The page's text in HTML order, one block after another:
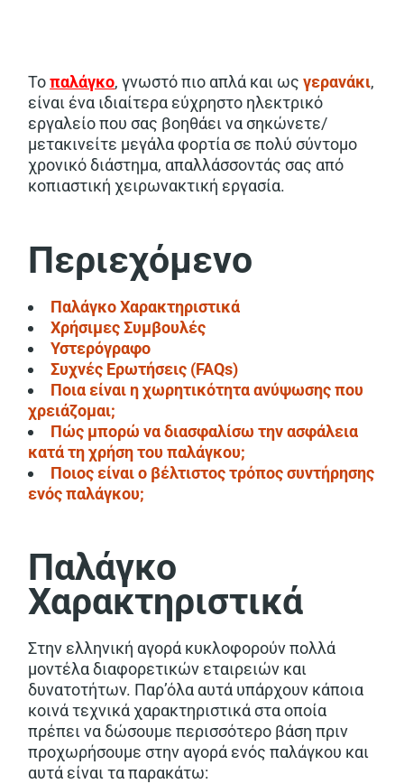
Τοπαλάγκο, γνωστό πιο απλά και ωςγερανάκι,
είναι ένα ιδιαίτερα εύχρηστο ηλεκτρικό
εργαλείο που σας βοηθάει να σηκώνετε/
μετακινείτε μεγάλα φορτία σε πολύ σύντομο
χρονικό διάστημα, απαλλάσσοντάς σας από
κοπιαστική χειρωνακτική εργασία.
Περιεχόμενο
Παλάγκο Χαρακτηριστικά
Χρήσιμες Συμβουλές
Υστερόγραφο
Συχνές Ερωτήσεις (FAQs)
Ποια είναι η χωρητικότητα ανύψωσης που
χρειάζομαι;
Πώς μπορώ να διασφαλίσω την ασφάλεια
κατά τη χρήση του παλάγκου;
Ποιος είναι ο βέλτιστος τρόπος συντήρησης
ενός παλάγκου;
Παλάγκο
Χαρακτηριστικά
Στην ελληνική αγορά κυκλοφορούν πολλά
μοντέλα διαφορετικών εταιρειών και
δυνατοτήτων. Παρ’όλα αυτά υπάρχουν κάποια
κοινά τεχνικά χαρακτηριστικά στα οποία
πρέπει να δώσουμε περισσότερο βάση πριν
προχωρήσουμε στην αγορά ενός παλάγκου και
αυτά είναι τα παρακάτω: